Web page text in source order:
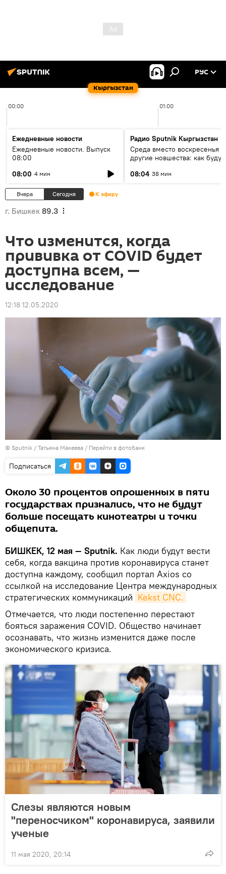
Кыргызстан
РУС
00:00 01:00
Ежедневные новости
Ежедневные новости. Выпуск
08:00
08:00 4 мин
Радио Sputnik Кыргызстан
Среда вместо воскресенья и
другие новшества: как будут
08:04 38 мин
Вчера Сегодня К эфиру
г. Бишкек 89.3
Что изменится, когда
прививка от COVID будет
доступна всем, —
исследование
12:18 12.05.2020
© Sputnik / Татьяна Макеева / Перейти в фотобанк
Подписаться
Около 30 процентов опрошенных в пяти
государствах признались, что не будут
больше посещать кинотеатры и точки
общепита.
БИШКЕК, 12 мая — Sputnik. Как люди будут вести
себя, когда вакцина против коронавируса станет
доступна каждому, сообщил портал Axios со
ссылкой на исследование Центра международных
стратегических коммуникаций Kekst CNC.
Отмечается, что люди постепенно перестают
бояться заражения COVID. Общество начинает
осознавать, что жизнь изменится даже после
экономического кризиса.
Слезы являются новым
"переносчиком" коронавируса, заявили
ученые
11 мая 2020, 20:14